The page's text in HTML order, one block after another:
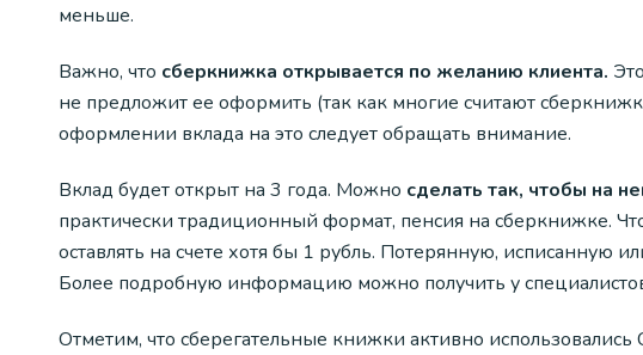
меньше.
Важно, что сберкнижка открывается по желанию клиента.
не предложит ее оформить (так как многие считают
оформлении вклада на это следует обращать внимание.
Вклад будет открыт на 3 года. Можно сделать так, чтобы на
практически традиционный формат, пенсия на сберкнижке.
оставлять на счете хотя бы 1 рубль. Потерянную, исписанную
Более подробную информацию можно получить у
Отметим, что сберегательные книжки активно